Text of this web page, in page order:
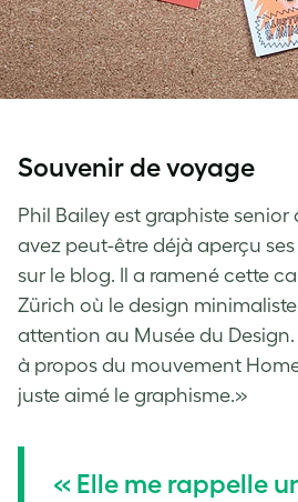
Souvenir de voyage
Phil Bailey est graphiste senior
avez peut-être déjà aperçu ses
sur le blog. Il a ramené cette
Zürich où le design
attention au Musée du Design.
à propos du mouvement
juste aimé le graphisme.»
« Elle me rappelle